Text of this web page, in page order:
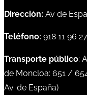
Dirección: Av de
Teléfono: 918 11 96 27
Transporte público:
de Moncloa: 651 /
Av. de España)